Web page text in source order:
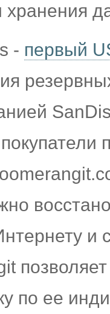
хранения
- первый
и
по ее